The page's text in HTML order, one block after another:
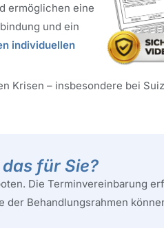
ermöglichen eine
und ein
individuellen
Krisen – insbesondere bei
für Sie?
Die Terminvereinbarung
Behandlungsrahmen